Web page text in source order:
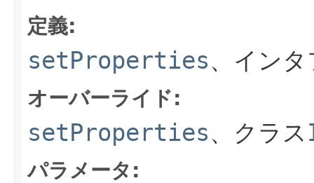
定義:
setProperties、イン
オーバーライド:
setProperties、クラス
パラメータ: